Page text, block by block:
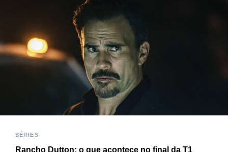
SÉRIES
Rancho Dutton: o que acontece no final da T1